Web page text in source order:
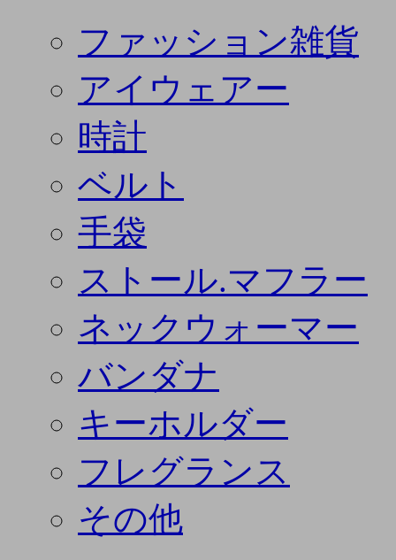
ファッション雑貨
アイウェアー
時計
ベルト
手袋
ストール.マフラー
ネックウォーマー
バンダナ
キーホルダー
フレグランス
その他